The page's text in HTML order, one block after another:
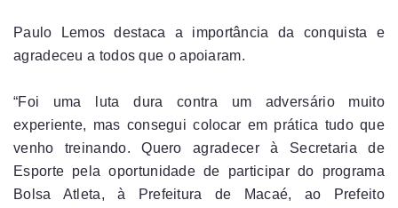
Paulo Lemos destaca a importância da conquista e
agradeceu a todos que o apoiaram.
“Foi uma luta dura contra um adversário muito
experiente, mas consegui colocar em prática tudo que
venho treinando. Quero agradecer à Secretaria de
Esporte pela oportunidade de participar do programa
Bolsa Atleta, à Prefeitura de Macaé, ao Prefeito